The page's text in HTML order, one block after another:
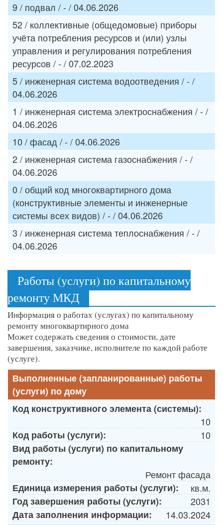
9 / подвал / - / 04.06.2026
52 / коллективные (общедомовые) приборы
учёта потребления ресурсов и (или) узлы
управления и регулирования потребления
ресурсов / - / 07.02.2023
5 / инженерная система водоотведения / - /
04.06.2026
1 / инженерная система электроснабжения / - /
04.06.2026
10 / фасад / - / 04.06.2026
2 / инженерная система газоснабжения / - /
04.06.2026
0 / общий код многоквартирного дома
(конструктивные элементы и инженерные
системы всех видов) / - / 04.06.2026
3 / инженерная система теплоснабжения / - /
04.06.2026
Работы (услуги) по капитальному
ремонту МКД
Информация о работах (услугах) по капитальному
ремонту многоквартирного дома
Может содержать сведения о стоимости, дате
завершения, заказчике, исполнителе по каждой работе
(услуге).
Выполненные (запланированные) работы
(услуги) по дому
Код конструктивного элемента (системы):
10
Код работы (услуги):
10
Вид работы (услуги) по капитальному
ремонту:
Ремонт фасада
Единица измерения работы (услуги):
кв.м.
Год завершения работы (услуги):
2031
Дата заполнения информации:
14.03.2024